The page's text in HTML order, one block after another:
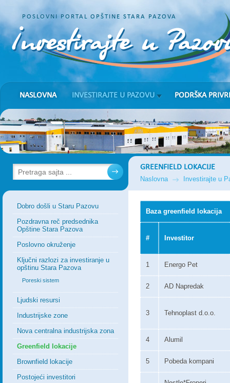
POSLOVNI PORTAL OPŠTINE STARA PAZOVA
NASLOVNA INVESTIRAJTE U PAZOVU PODRŠKA
Dobro došli u Staru Pazovu
Pozdravna reč predsednika
Opštine Stara Pazova
Poslovno okruženje
Ključni razlozi za investiranje u
opštinu Stara Pazova
Poreski sistem
Ljudski resursi
Industrijske zone
Nova centralna industrijska zona
Greenfield lokacije
Brownfield lokacije
Postojeći investitori
GREENFIELD LOKACIJE
Naslovna Investirajte u
Baza greenfield lokacija
# Investitor
1 Energo Pet
2 AD Napredak
3 Tehnoplast d.o.o.
4 Alumil
5 Pobeda kompani